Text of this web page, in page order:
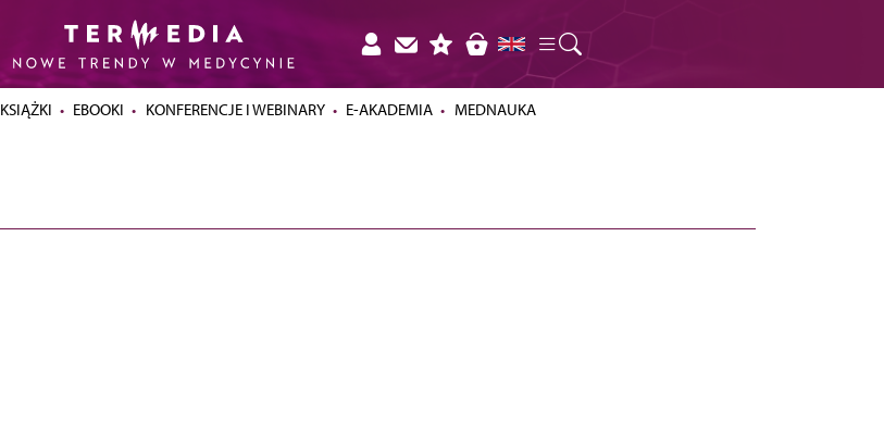
KSIĄŻKI EBOOKI KONFERENCJE I WEBINARY E-AKADEMIA MEDNAUKA